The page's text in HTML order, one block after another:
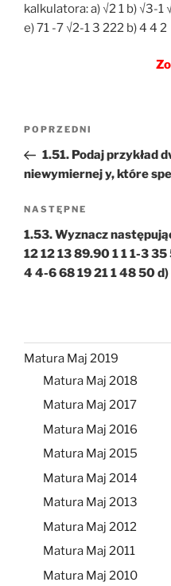
kalkulatora: a) √2 1 b) √3-
e) 71 -7 √2-1 3 222 b) 4 4 2
Nawigacja
Poprzedni
wpis
POPRZEDNI
1.51. Podaj przykład
niewymiernej y, które
Następny
wpis
NASTĘPNE
1.53. Wyznacz
12 12 13 89.90 1 1 1-3 35
4 4-6 68 19 21 1 48 50 d)
Matura Maj 2019
Matura Maj 2018
Matura Maj 2017
Matura Maj 2016
Matura Maj 2015
Matura Maj 2014
Matura Maj 2013
Matura Maj 2012
Matura Maj 2011
Matura Maj 2010